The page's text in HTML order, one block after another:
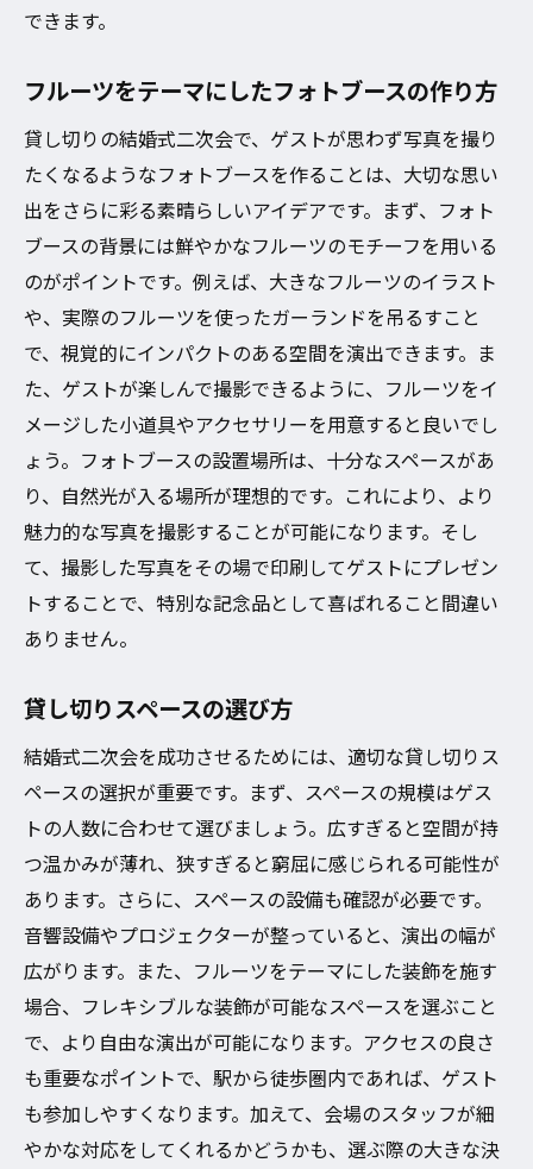
フルーツを使ったディスプレイの魅力
フルーツをテーマにした装飾アイデア集
貸し切りパーティーでのフルーツの活用法
フルーツカクテルの楽しみ方
健康志向のゲストに嬉しいフルーツメニュ
ー
プライベート空間で楽しむ大阪市の結婚式二次
会貸し切りフルーツパーティー
フルーツをテーマにしたプライベート空間
の演出
大阪市内のおすすめプライベート空間
ゲストと楽しむフルーツアクティビティ
貸し切りの特典とサービス内容
季節のフルーツを活かしたデザート紹介
フルーツが彩る特別な瞬間
もたらす特別な記憶
色とりどりのフルーツで彩る思い出
フルーツテーマのパーティーがもたらす感
動
ゲストが喜ぶフルーツアレンジのアイデア
フルーツを使った特別な演出例
貸し切りに適したスペース選びのポイント
忘れられないフルーツパーティーの秘訣
色とりどりのフルーツで彩る大阪市の結婚式二
次会貸し切り体験
フルーツを活用したカラフルなデコレーシ
ョン
できます。
フルーツをテーマにしたフォトブースの作り方
貸し切りの結婚式二次会で、ゲストが思わず写真を撮り
たくなるようなフォトブースを作ることは、大切な思い
出をさらに彩る素晴らしいアイデアです。まず、フォト
ブースの背景には鮮やかなフルーツのモチーフを用いる
のがポイントです。例えば、大きなフルーツのイラスト
や、実際のフルーツを使ったガーランドを吊るすこと
で、視覚的にインパクトのある空間を演出できます。ま
た、ゲストが楽しんで撮影できるように、フルーツをイ
メージした小道具やアクセサリーを用意すると良いでし
ょう。フォトブースの設置場所は、十分なスペースがあ
り、自然光が入る場所が理想的です。これにより、より
魅力的な写真を撮影することが可能になります。そし
て、撮影した写真をその場で印刷してゲストにプレゼン
トすることで、特別な記念品として喜ばれること間違い
ありません。
貸し切りスペースの選び方
結婚式二次会を成功させるためには、適切な貸し切りス
ペースの選択が重要です。まず、スペースの規模はゲス
トの人数に合わせて選びましょう。広すぎると空間が持
つ温かみが薄れ、狭すぎると窮屈に感じられる可能性が
あります。さらに、スペースの設備も確認が必要です。
音響設備やプロジェクターが整っていると、演出の幅が
広がります。また、フルーツをテーマにした装飾を施す
場合、フレキシブルな装飾が可能なスペースを選ぶこと
で、より自由な演出が可能になります。アクセスの良さ
も重要なポイントで、駅から徒歩圏内であれば、ゲスト
も参加しやすくなります。加えて、会場のスタッフが細
やかな対応をしてくれるかどうかも、選ぶ際の大きな決